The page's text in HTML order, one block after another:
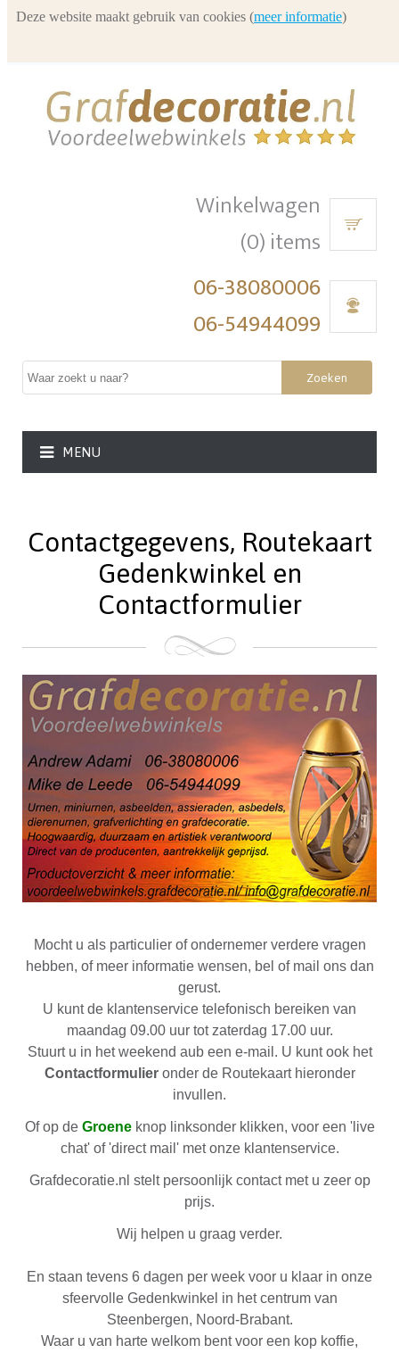
Winkelwagen
(0) items
06-38080006
06-54944099
Zoeken
MENU
Contactgegevens, Routekaart
Gedenkwinkel en
Contactformulier
Mocht u als particulier of ondernemer verdere vragen
hebben, of meer informatie wensen, bel of mail ons dan
gerust.
U kunt de klantenservice telefonisch bereiken van
maandag 09.00 uur tot zaterdag 17.00 uur.
Stuurt u in het weekend aub een e-mail. U kunt ook het
Contactformulieronder de Routekaart hieronder
invullen.
Of op de Groeneknop linksonder klikken, voor een 'live
chat' of 'direct mail' met onze klantenservice.
Grafdecoratie.nl stelt persoonlijk contact met u zeer op
prijs.
Wij helpen u graag verder.
En staan tevens 6 dagen per week voor u klaar in onze
sfeervolle Gedenkwinkel in het centrum van
Steenbergen, Noord-Brabant.
Waar u van harte welkom bent voor een kop koffie,
Deze website maakt gebruik van cookies (meer informatie)